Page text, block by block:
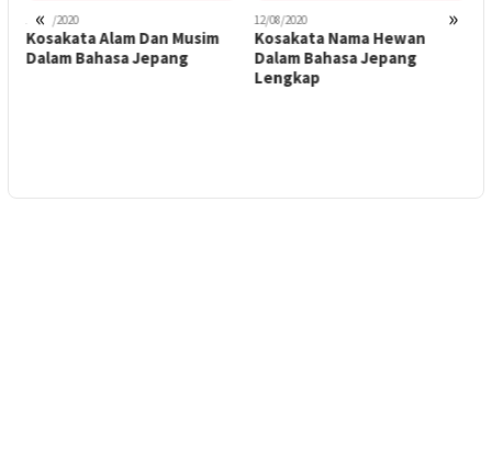
« »
12/08/2020
Kosakata Alam Dan Musim
Dalam Bahasa Jepang
12/08/2020
Kosakata Nama Hewan
Dalam Bahasa Jepang
Lengkap